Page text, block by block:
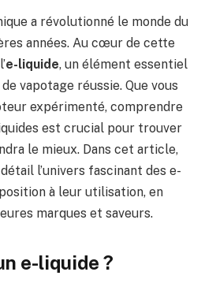
a révolutionné le monde du
années. Au cœur de cette
e-liquide, un élément essentiel
vapotage réussie. Que vous
expérimenté, comprendre
est crucial pour trouver
le mieux. Dans cet article,
l’univers fascinant des e-
à leur utilisation, en
marques et saveurs.
e-liquide ?